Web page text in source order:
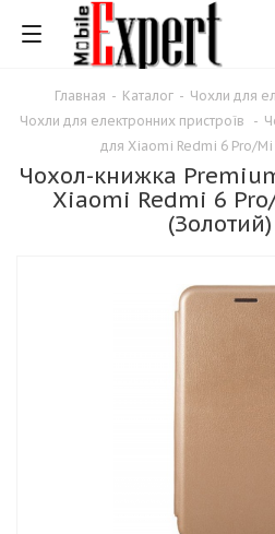
Главная - Каталог - Чохли для
Чохли для електронних пристроїв
-
для Xiaomi Redmi 6 Pro/
Чохол-книжка
Xiaomi Redmi 6
(Золотий)